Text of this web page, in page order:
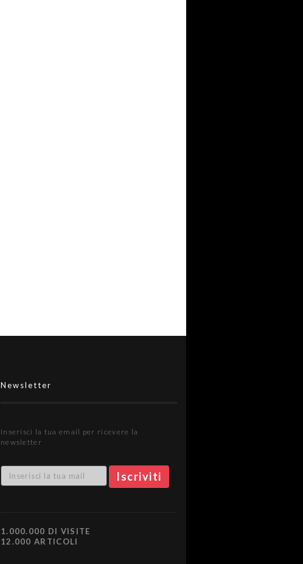
Newsletter
Inserisci la tua email per ricevere la
newsletter
1.000.000 DI VISITE
12.000 ARTICOLI